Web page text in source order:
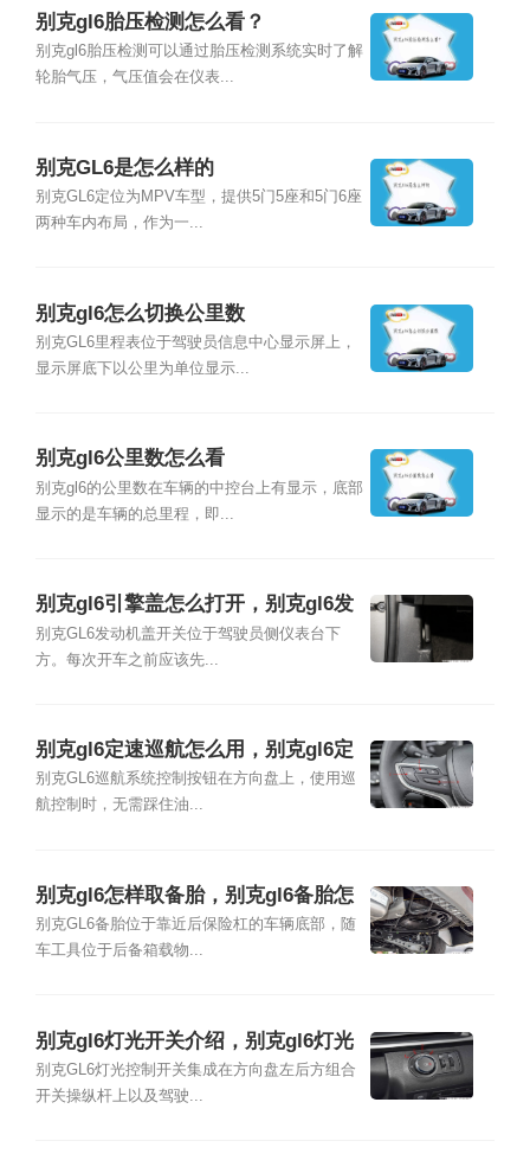
别克gl6胎压检测怎么看？
别克gl6胎压检测可以通过胎压检测系统实时了解
轮胎气压，气压值会在仪表...
别克GL6是怎么样的
别克GL6定位为MPV车型，提供5门5座和5门6座
两种车内布局，作为一...
别克gl6怎么切换公里数
别克GL6里程表位于驾驶员信息中心显示屏上，
显示屏底下以公里为单位显示...
别克gl6公里数怎么看
别克gl6的公里数在车辆的中控台上有显示，底部
显示的是车辆的总里程，即...
别克gl6引擎盖怎么打开，别克gl6发
动机舱图解
别克GL6发动机盖开关位于驾驶员侧仪表台下
方。每次开车之前应该先...
别克gl6定速巡航怎么用，别克gl6定
速巡航开关图解
别克GL6巡航系统控制按钮在方向盘上，使用巡
航控制时，无需踩住油...
别克gl6怎样取备胎，别克gl6备胎怎
么换
别克GL6备胎位于靠近后保险杠的车辆底部，随
车工具位于后备箱载物...
别克gl6灯光开关介绍，别克gl6灯光
怎么用
别克GL6灯光控制开关集成在方向盘左后方组合
开关操纵杆上以及驾驶...